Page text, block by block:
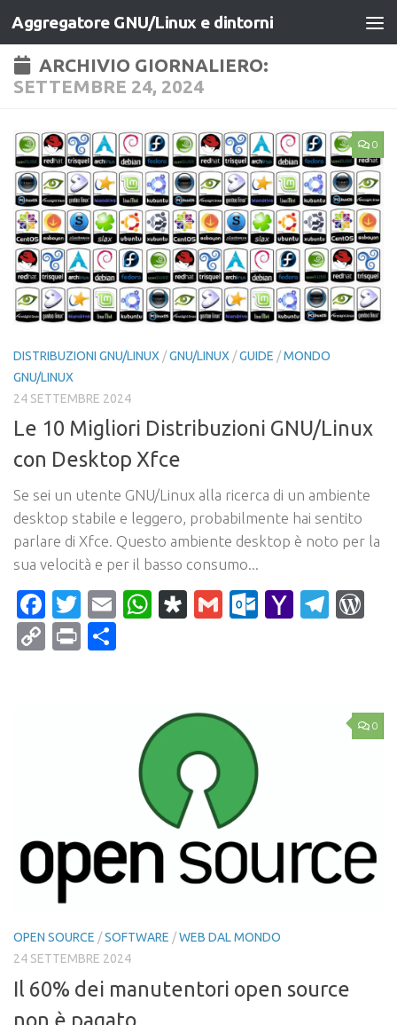
Salta al contenuto
Aggregatore GNU/Linux e dintorni
ARCHIVIO GIORNALIERO:
SETTEMBRE 24, 2024
0
DISTRIBUZIONI GNU/LINUX /GNU/LINUX /GUIDE /MONDO
GNU/LINUX
24 SETTEMBRE 2024
Le 10 Migliori Distribuzioni GNU/Linux
con Desktop Xfce
Se sei un utente GNU/Linux alla ricerca di un ambiente
desktop stabile e leggero, probabilmente hai sentito
parlare di Xfce. Questo ambiente desktop è noto per la
sua velocità e per il basso consumo...
Facebook
Twitter
EmailWhatsApp
Diaspora
Gmail Yahoo
CopyPrint
0
OPEN SOURCE /SOFTWARE /WEB DAL MONDO
24 SETTEMBRE 2024
Il 60% dei manutentori open source
non è pagato